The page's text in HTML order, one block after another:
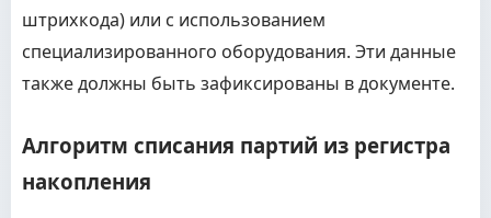
штрихкода) или с использованием
специализированного оборудования. Эти данные
также должны быть зафиксированы в документе.
Алгоритм списания партий из регистра
накопления